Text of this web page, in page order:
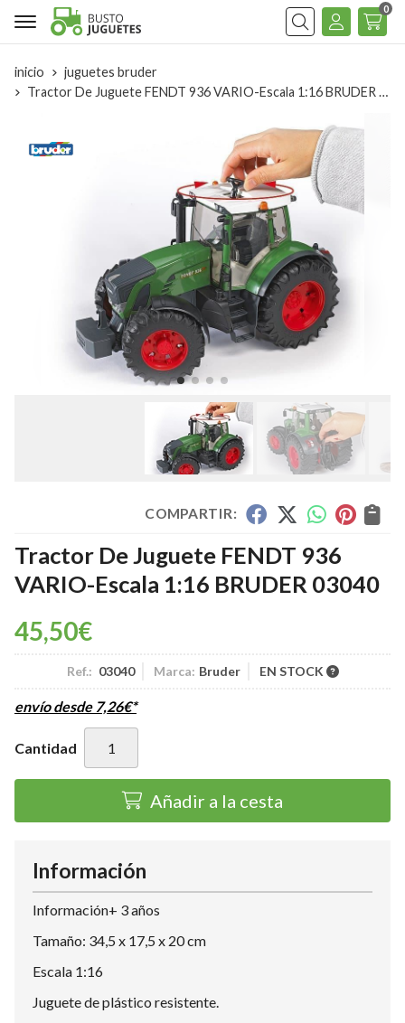
Buscar
0
inicio
juguetes bruder
Tractor De Juguete FENDT 936 VARIO-Escala 1:16 BRUDER 03040
COMPARTIR:
Tractor De Juguete FENDT 936
VARIO-Escala 1:16 BRUDER 03040
45,50€
Ref.: 03040 Marca: Bruder EN STOCK
envío desde 7,26€*
Cantidad
Añadir a la cesta
Información
Información+ 3 años
Tamaño: 34,5 x 17,5 x 20 cm
Escala 1:16
Juguete de plástico resistente.